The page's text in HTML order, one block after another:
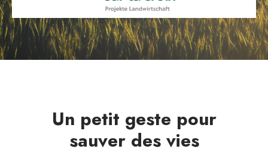
Un petit geste pour
sauver des vies